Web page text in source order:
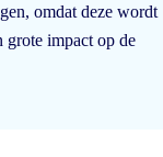
omdat deze wordt
grote impact op de